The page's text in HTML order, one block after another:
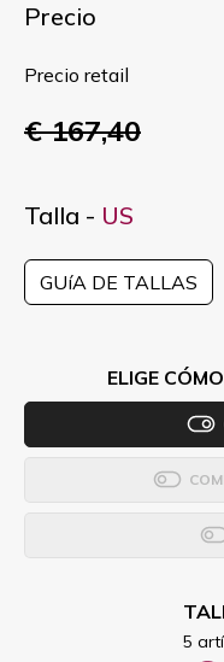
Precio
Precio retail
€ 167,40
Talla - US
GUíA DE TALLAS
ELIGE
5